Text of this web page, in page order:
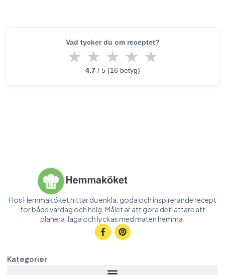
Vad tycker du om receptet?
★ ★ ★ ★ ★
4.7/ 5 (16 betyg)
Hos Hemmaköket hittar du enkla, goda och inspirerande recept
för både vardag och helg. Målet är att göra det lättare att
planera, laga och lyckas med maten hemma.
Kategorier